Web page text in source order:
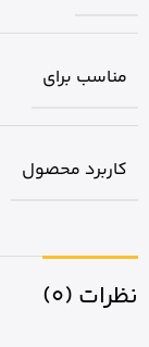
مناسب برای
کاربرد محصول
نظرات (0)